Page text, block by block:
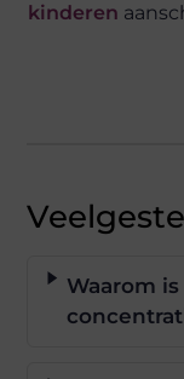
kinderen
Waarom